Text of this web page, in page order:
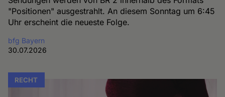
"Positionen" ausgestrahlt. An diesem Sonntag um 6:45
Uhr erscheint die neueste Folge.
bfg Bayern
30.07.2026
RECHT